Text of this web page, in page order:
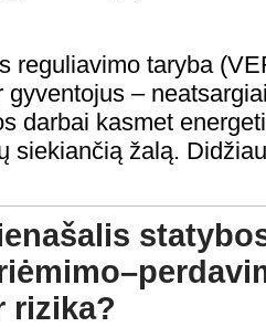
reguliavimo taryba
gyventojus –
darbai kasmet
siekiančią žalą.
rizika?